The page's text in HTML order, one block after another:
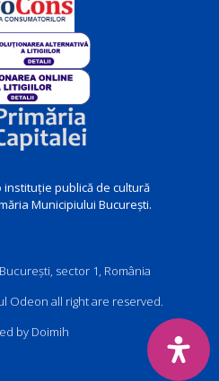
publică de cultură
Municipiului București.
sector 1, România
Odeon all right are reserved.
by Doimih